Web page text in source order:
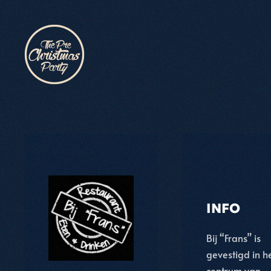
Skip to main content
INFO
Bij “Frans” is
gevestigd in